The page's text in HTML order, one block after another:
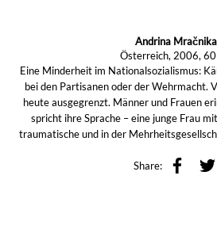
Andrina
Österreich, 2006,
Eine Minderheit im Nationalsozialismus:
bei den Partisanen oder der Wehrmacht.
heute ausgegrenzt. Männer und Frauen
spricht ihre Sprache – eine junge Frau
traumatische und in der
Share: